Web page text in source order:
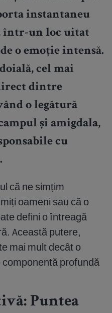
instantaneu
într-un loc uitat
o emoție intensă.
cel mai
dintre
o legătură
și amigdala,
cu
că ne simțim
oameni sau că o
defini o întreagă
Această putere,
mai mult decât o
profundă
Puntea